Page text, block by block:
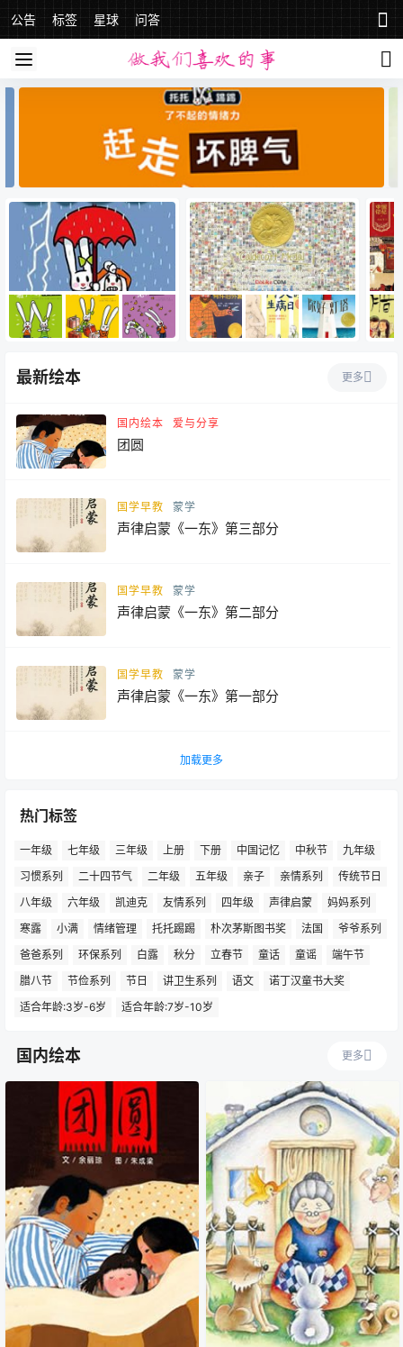
公告 标签 星球 问答
最新绘本 更多
国内绘本 爱与分享
团圆
国学早教 蒙学
声律启蒙《一东》第三部分
国学早教 蒙学
声律启蒙《一东》第二部分
国学早教 蒙学
声律启蒙《一东》第一部分
加载更多
热门标签
一年级 七年级 三年级 上册 下册 中国记忆 中秋节
九年级
习惯系列
二十四节气 二年级 五年级 亲子 亲情系列
传统节日
八年级
六年级 凯迪克 友情系列 四年级 声律启蒙
妈妈系列
寒露
小满 情绪管理 托托踢踢 朴次茅斯图书奖 法国
爷爷系列
爸爸系列
环保系列 白露 秋分 立春节 童话 童谣
端午节
腊八节
节俭系列 节日 讲卫生系列 语文
诺丁汉童书大奖
适合年龄:3岁-6岁
适合年龄:7岁-10岁
国内绘本 更多